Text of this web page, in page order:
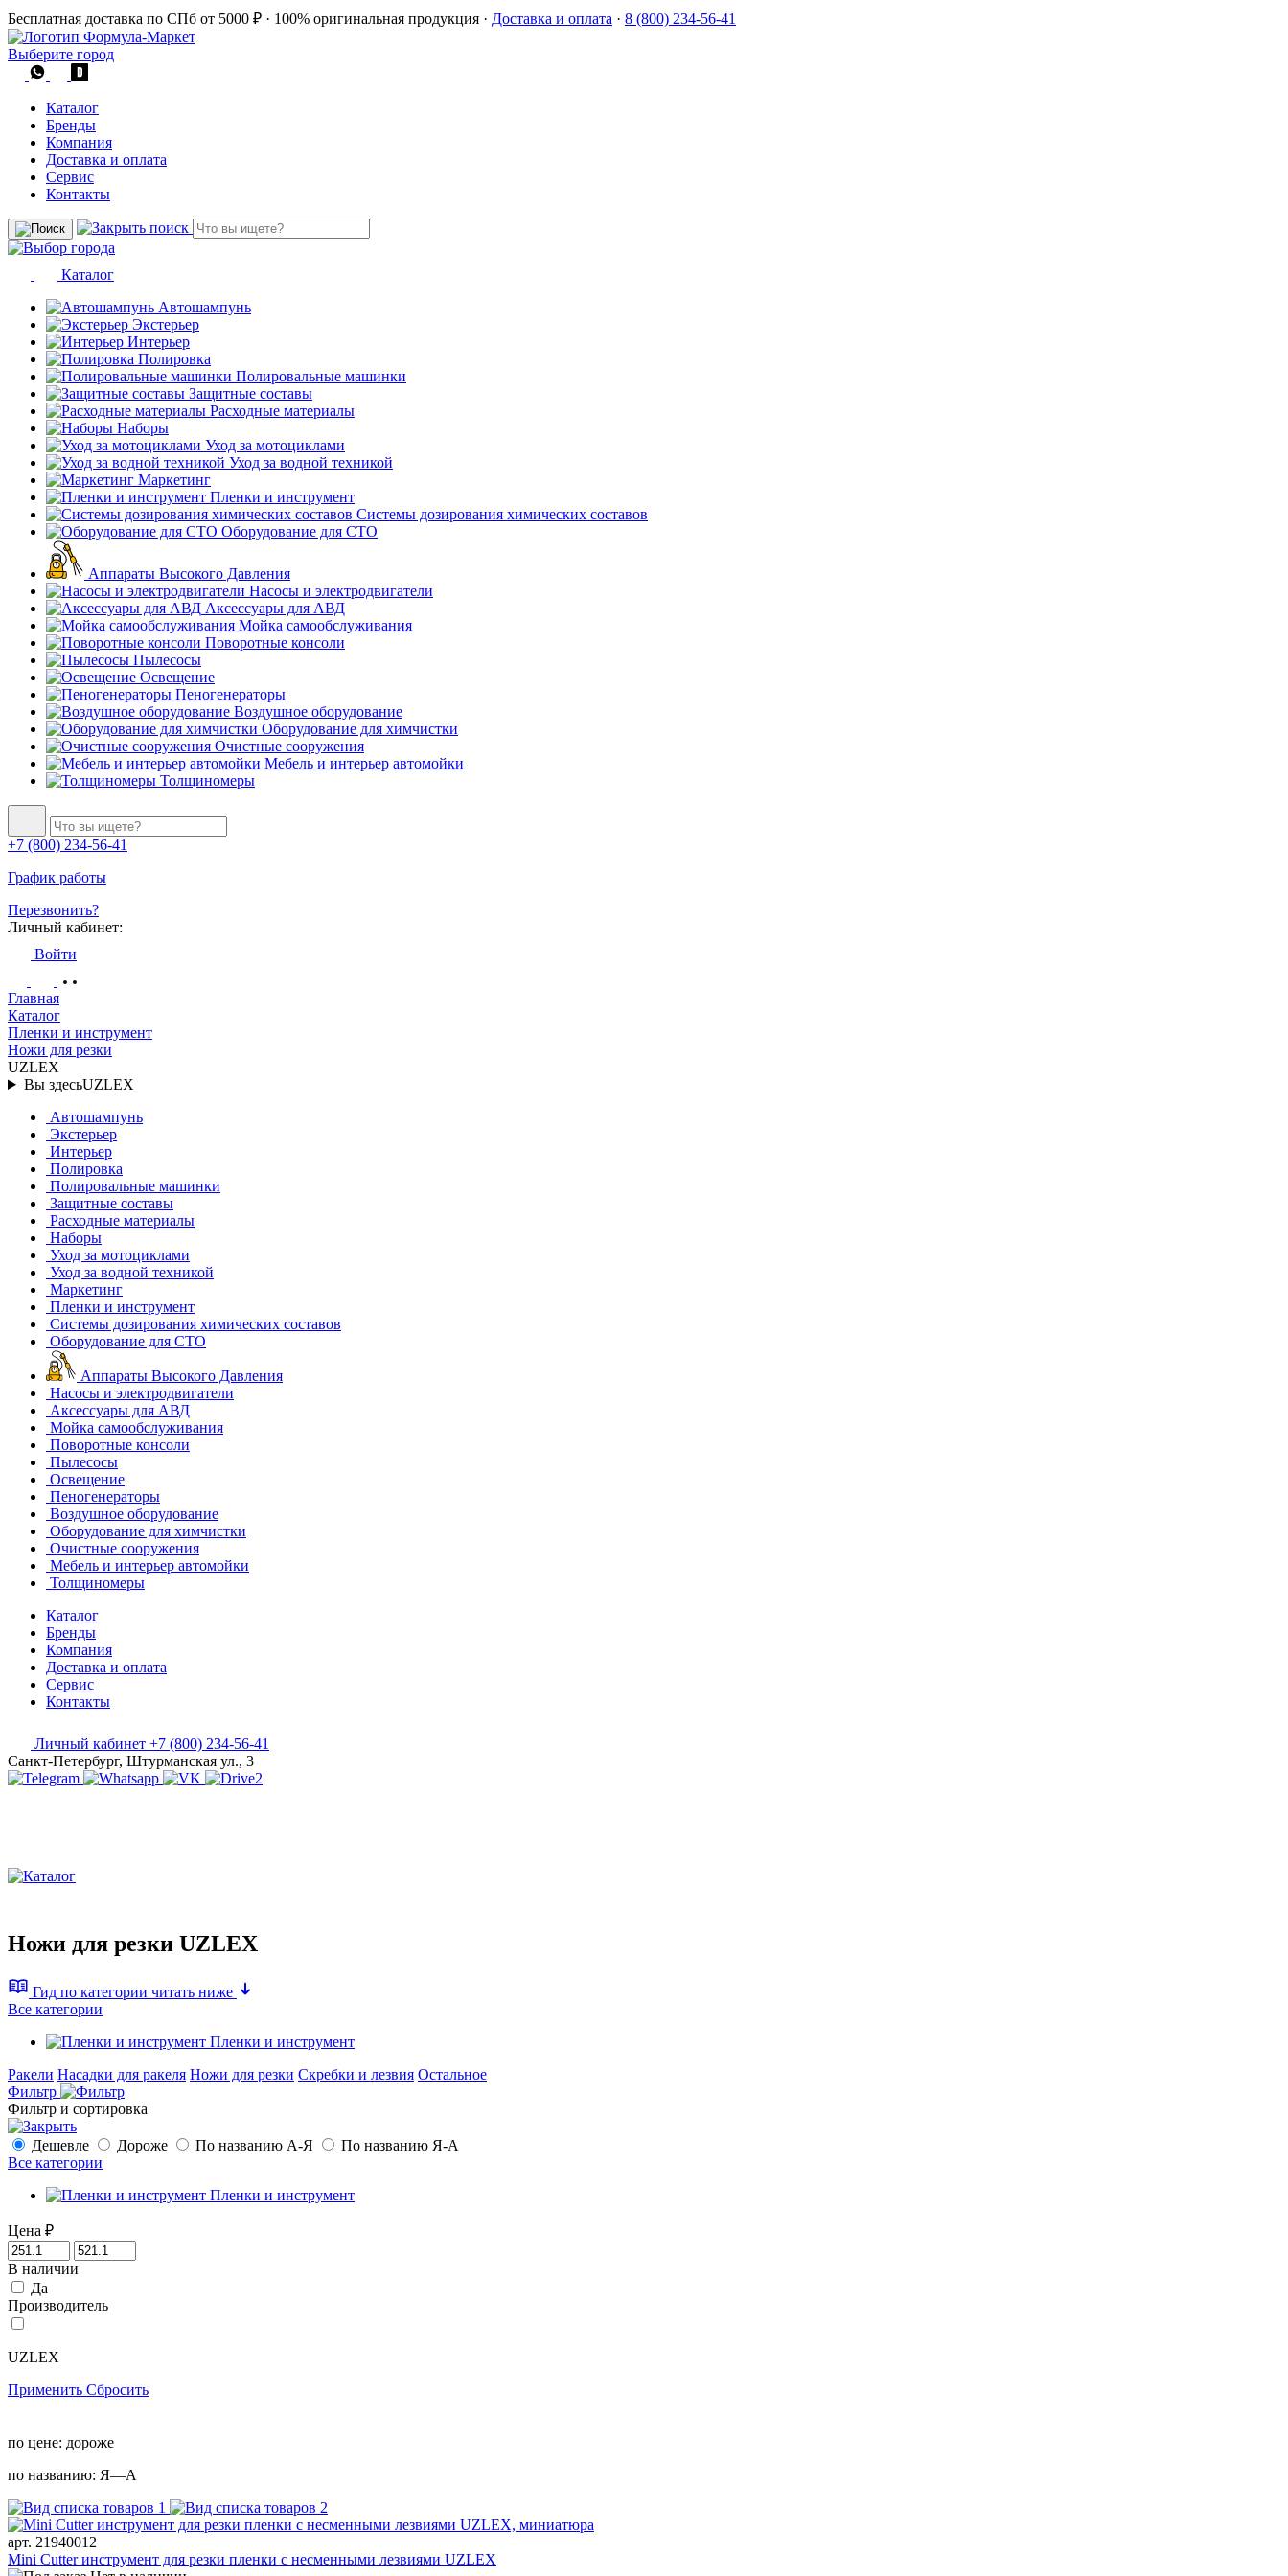
Бесплатная доставка по СПб от 5000 ₽ · 100% оригинальная продукция · Доставка и оплата · 8 (800) 234-56-41
Выберите город
Каталог
Бренды
Компания
Доставка и оплата
Сервис
Контакты
Каталог
Автошампунь
Экстерьер
Интерьер
Полировка
Полировальные машинки
Защитные составы
Расходные материалы
Наборы
Уход за мотоциклами
Уход за водной техникой
Маркетинг
Пленки и инструмент
Системы дозирования химических составов
Оборудование для СТО
Аппараты Высокого Давления
Насосы и электродвигатели
Аксессуары для АВД
Мойка самообслуживания
Поворотные консоли
Пылесосы
Освещение
Пеногенераторы
Воздушное оборудование
Оборудование для химчистки
Очистные сооружения
Мебель и интерьер автомойки
Толщиномеры
+7 (800) 234-56-41
График работы
Перезвонить?
Личный кабинет:
Войти
Главная
Каталог
Пленки и инструмент
Ножи для резки
UZLEX
Вы здесьUZLEX
Автошампунь
Экстерьер
Интерьер
Полировка
Полировальные машинки
Защитные составы
Расходные материалы
Наборы
Уход за мотоциклами
Уход за водной техникой
Маркетинг
Пленки и инструмент
Системы дозирования химических составов
Оборудование для СТО
Аппараты Высокого Давления
Насосы и электродвигатели
Аксессуары для АВД
Мойка самообслуживания
Поворотные консоли
Пылесосы
Освещение
Пеногенераторы
Воздушное оборудование
Оборудование для химчистки
Очистные сооружения
Мебель и интерьер автомойки
Толщиномеры
Каталог
Бренды
Компания
Доставка и оплата
Сервис
Контакты
Личный кабинет +7 (800) 234-56-41
Санкт-Петербург, Штурманская ул., 3
Ножи для резки UZLEX
Гид по категории читать ниже
Все категории
Пленки и инструмент
Ракели Насадки для ракеля Ножи для резки Скребки и лезвия Остальное
Фильтр
Фильтр и сортировка
Дешевле Дороже По названию А-Я
По названию Я-А
Все категории
Пленки и инструмент
Цена ₽
В наличии
Да
Производитель
UZLEX
Применить Сбросить
по цене: дороже
по названию: Я—А
арт. 21940012
Mini Cutter инструмент для резки пленки с несменными лезвиями UZLEX